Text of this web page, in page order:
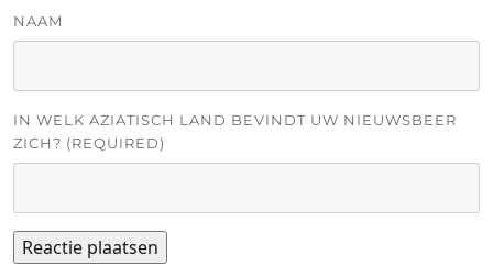
NAAM
IN WELK AZIATISCH LAND BEVINDT UW NIEUWSBEER
ZICH? (REQUIRED)